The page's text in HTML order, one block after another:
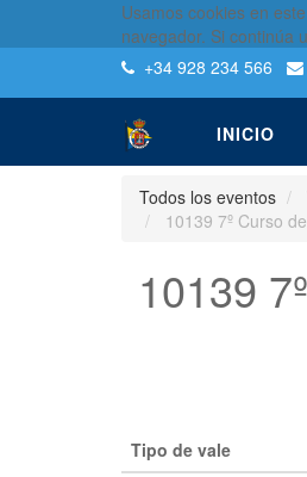
Usamos cookies en
navegador. Si continúa
+34 928 234 566
INICIO
Todos los eventos
10139 7º Curso
10139
Tipo de vale